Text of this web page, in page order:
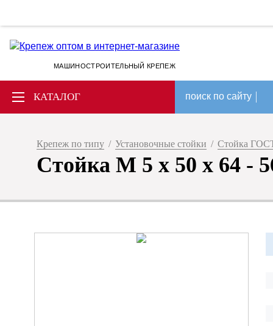
МАШИНОСТРОИТЕЛЬНЫЙ КРЕПЕЖ
КАТАЛОГ поиск по сайту
Крепеж по типу / Установочные стойки / Стойка
Стойка М 5 х 50 х 64 -